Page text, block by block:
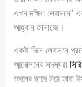
এখন দক্ষিণ লেবাননে”
আহ্বান জানাচ্ছে।
একই দিনে লেবাননে
আন্দোলনের সদস্যরা
ভবনের ছাদে উঠে